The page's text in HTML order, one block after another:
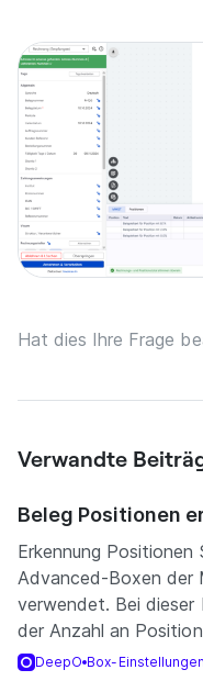
Hat dies Ihre Frage
Verwandte
Beleg Positionen
Erkennung
Advanced-Boxen der
verwendet. Bei dieser
der Anzahl an
DeepO Box-Einstellungen